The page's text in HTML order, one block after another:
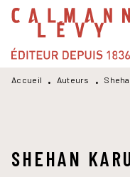
MENU RECHERCHE
PIED DE PAGE
Accueil • Auteurs •
SHEHAN